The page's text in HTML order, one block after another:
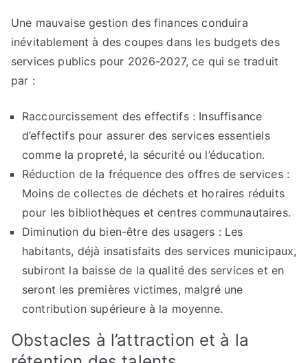
Une mauvaise gestion des finances conduira
inévitablement à des coupes dans les budgets des
services publics pour 2026-2027, ce qui se traduit
par :
Raccourcissement des effectifs : Insuffisance
d’effectifs pour assurer des services essentiels
comme la propreté, la sécurité ou l’éducation.
Réduction de la fréquence des offres de services :
Moins de collectes de déchets et horaires réduits
pour les bibliothèques et centres communautaires.
Diminution du bien-être des usagers : Les
habitants, déjà insatisfaits des services municipaux,
subiront la baisse de la qualité des services et en
seront les premières victimes, malgré une
contribution supérieure à la moyenne.
Obstacles à l’attraction et à la